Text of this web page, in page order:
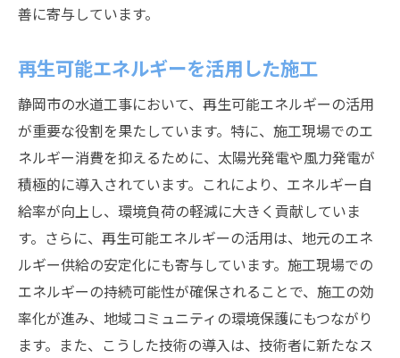
善に寄与しています。
再生可能エネルギーを活用した施工
静岡市の水道工事において、再生可能エネルギーの活用
が重要な役割を果たしています。特に、施工現場でのエ
ネルギー消費を抑えるために、太陽光発電や風力発電が
積極的に導入されています。これにより、エネルギー自
給率が向上し、環境負荷の軽減に大きく貢献していま
す。さらに、再生可能エネルギーの活用は、地元のエネ
ルギー供給の安定化にも寄与しています。施工現場での
エネルギーの持続可能性が確保されることで、施工の効
率化が進み、地域コミュニティの環境保護にもつながり
ます。また、こうした技術の導入は、技術者に新たなス